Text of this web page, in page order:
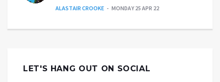
ALASTAIR CROOKE MONDAY 25 APR 22
LET'S HANG OUT ON SOCIAL